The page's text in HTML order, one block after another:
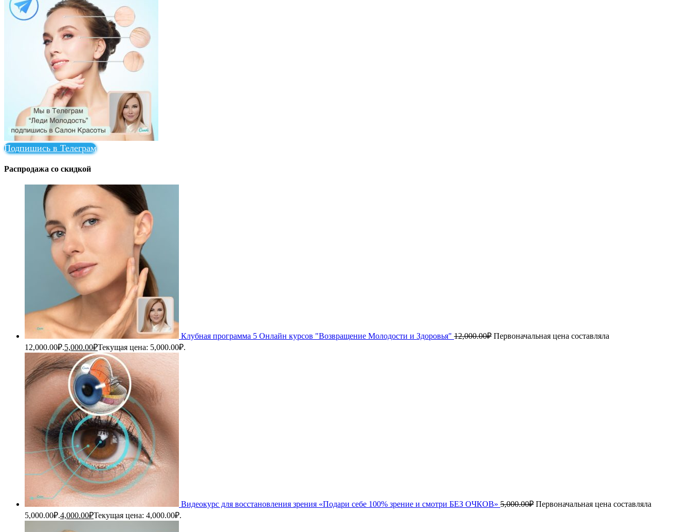
Подпишись в Телеграм
Распродажа со скидкой
Клубная программа 5 Онлайн курсов "Возвращение Молодости и Здоровья" 12,000.00₽ Первоначальная цена составляла
12,000.00₽.5,000.00₽Текущая цена: 5,000.00₽.
Видеокурс для восстановления зрения «Подари себе 100% зрение и смотри БЕЗ ОЧКОВ» 5,000.00₽ Первоначальная цена составляла
5,000.00₽.4,000.00₽Текущая цена: 4,000.00₽.